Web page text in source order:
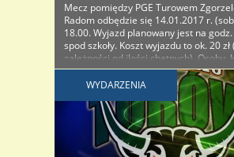
Mecz pomiędzy PGE Turowem
Radom odbędzie się 14.01.2017 r.
18.00. Wyjazd planowany jest na
spod szkoły. Koszt wyjazdu to ok. 20 zł
zależności od ilości chętnych). Osoby,
wybrać się na mecz koszykówki,
zgłaszanie się, wraz ze zgodą rodziców
WYDARZENIA